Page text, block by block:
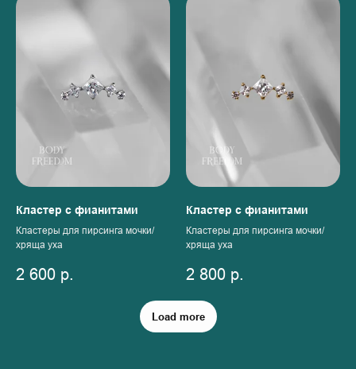
Кластер с фианитами
Кластеры для пирсинга мочки/
хряща уха
2 600 р.
Кластер с фианитами
Кластеры для пирсинга мочки/
хряща уха
2 800 р.
Load more